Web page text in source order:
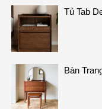
Tủ Tab
Bàn